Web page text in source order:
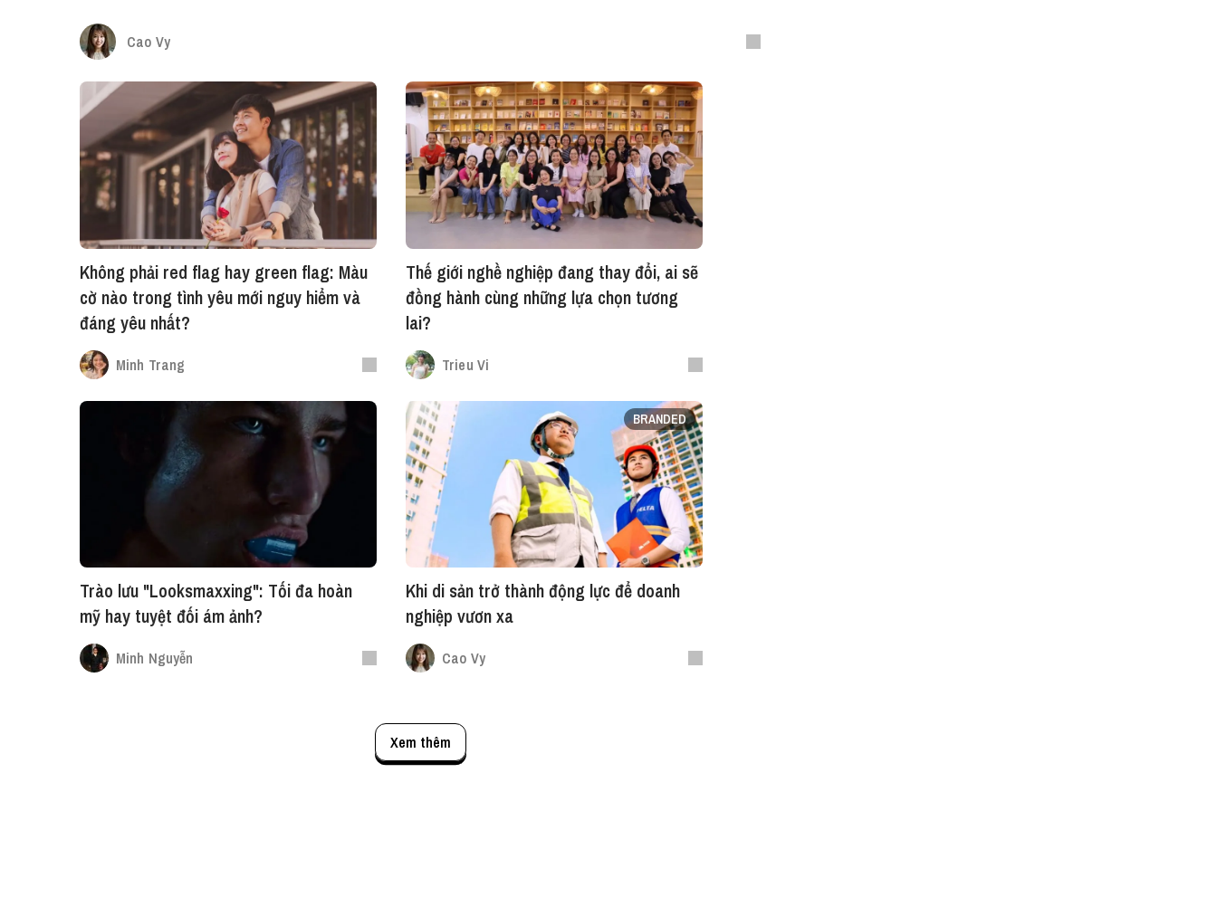
Cao Vy
Không phải red flag hay green flag: Màu
cờ nào trong tình yêu mới nguy hiểm và
đáng yêu nhất?
Minh Trang
Thế giới nghề nghiệp đang thay đổi, ai sẽ
đồng hành cùng những lựa chọn tương
lai?
Trieu Vi
Trào lưu "Looksmaxxing": Tối đa hoàn
mỹ hay tuyệt đối ám ảnh?
Minh Nguyễn
BRANDED
Khi di sản trở thành động lực để doanh
nghiệp vươn xa
Cao Vy
Xem thêm